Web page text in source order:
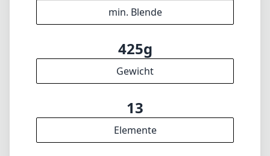
min. Blende
425g
Gewicht
13
Elemente